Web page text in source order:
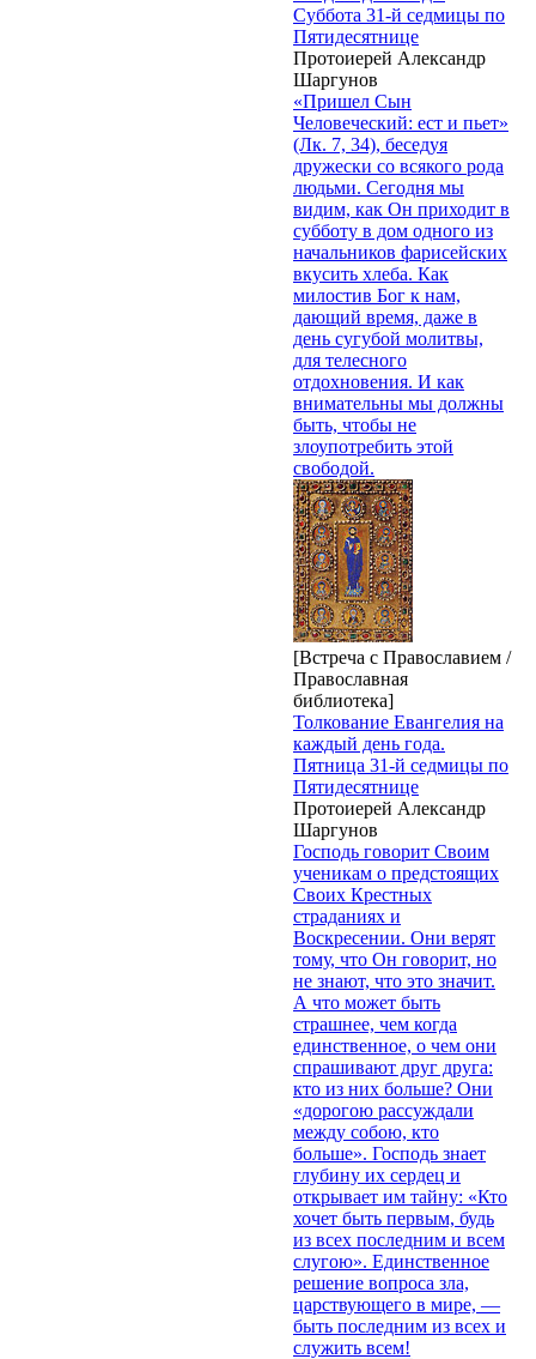
Суббота 31-й седмицы по
Пятидесятнице
Протоиерей Александр
Шаргунов
«Пришел Сын
Человеческий: ест и пьет»
(Лк. 7, 34), беседуя
дружески со всякого рода
людьми. Сегодня мы
видим, как Он приходит в
субботу в дом одного из
начальников фарисейских
вкусить хлеба. Как
милостив Бог к нам,
дающий время, даже в
день сугубой молитвы,
для телесного
отдохновения. И как
внимательны мы должны
быть, чтобы не
злоупотребить этой
свободой.
[Встреча с Православием /
Православная
библиотека]
Толкование Евангелия на
каждый день года.
Пятница 31-й седмицы по
Пятидесятнице
Протоиерей Александр
Шаргунов
Господь говорит Своим
ученикам о предстоящих
Своих Крестных
страданиях и
Воскресении. Они верят
тому, что Он говорит, но
не знают, что это значит.
А что может быть
страшнее, чем когда
единственное, о чем они
спрашивают друг друга:
кто из них больше? Они
«дорогою рассуждали
между собою, кто
больше». Господь знает
глубину их сердец и
открывает им тайну: «Кто
хочет быть первым, будь
из всех последним и всем
слугою». Единственное
решение вопроса зла,
царствующего в мире, —
быть последним из всех и
служить всем!